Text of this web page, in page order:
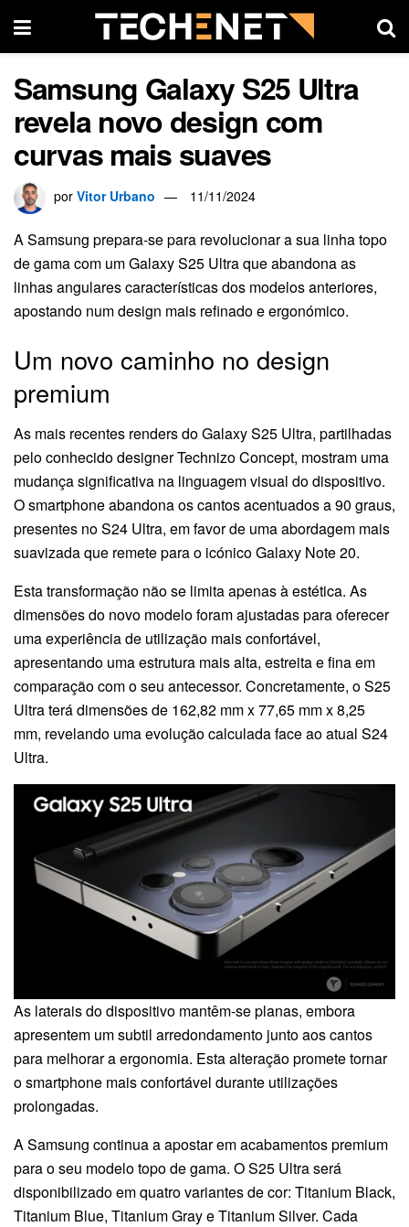
Samsung Galaxy S25 Ultra
revela novo design com
curvas mais suaves
por Vitor Urbano 11/11/2024
A Samsung prepara-se para revolucionar a sua linha topo
de gama com um Galaxy S25 Ultra que abandona as
linhas angulares características dos modelos anteriores,
apostando num design mais refinado e ergonómico.
Um novo caminho no design
premium
As mais recentes renders do Galaxy S25 Ultra, partilhadas
pelo conhecido designer Technizo Concept, mostram uma
mudança significativa na linguagem visual do dispositivo.
O smartphone abandona os cantos acentuados a 90 graus,
presentes no S24 Ultra, em favor de uma abordagem mais
suavizada que remete para o icónico Galaxy Note 20.
Esta transformação não se limita apenas à estética. As
dimensões do novo modelo foram ajustadas para oferecer
uma experiência de utilização mais confortável,
apresentando uma estrutura mais alta, estreita e fina em
comparação com o seu antecessor. Concretamente, o S25
Ultra terá dimensões de 162,82 mm x 77,65 mm x 8,25
mm, revelando uma evolução calculada face ao atual S24
Ultra.
As laterais do dispositivo mantêm-se planas, embora
apresentem um subtil arredondamento junto aos cantos
para melhorar a ergonomia. Esta alteração promete tornar
o smartphone mais confortável durante utilizações
prolongadas.
A Samsung continua a apostar em acabamentos premium
para o seu modelo topo de gama. O S25 Ultra será
disponibilizado em quatro variantes de cor: Titanium Black,
Titanium Blue, Titanium Gray e Titanium Silver. Cada